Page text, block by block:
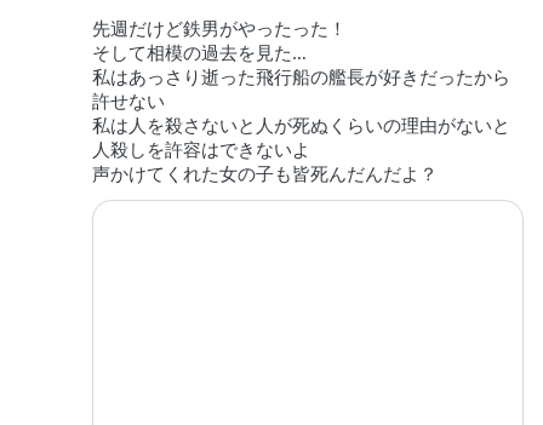
先週だけど鉄男がやったった！
そして相模の過去を見た…
私はあっさり逝った飛行船の艦長が好きだったから
許せない
私は人を殺さないと人が死ぬくらいの理由がないと
人殺しを許容はできないよ
声かけてくれた女の子も皆死んだんだよ？